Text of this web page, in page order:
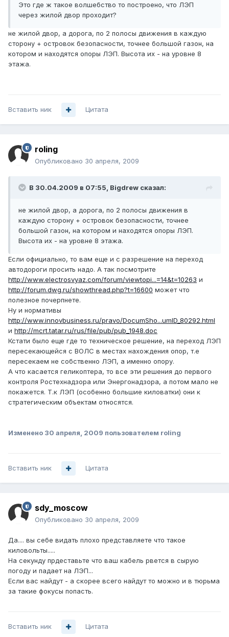
Это где ж такое волшебство то построено, что ЛЭП
через жилой двор проходит?
не жилой двор, а дорога, по 2 полосы движения в каждую
сторону + островок безопасности, точнее большой газон, на
котором и находятся опоры ЛЭП. Высота их - на уровне 8
этажа.
Вставить ник Цитата
roling
Опубликовано 30 апреля, 2009
В 30.04.2009 в 07:55, Bigdrew сказал:
не жилой двор, а дорога, по 2 полосы движения в
каждую сторону + островок безопасности, точнее
большой газон, на котором и находятся опоры ЛЭП.
Высота их - на уровне 8 этажа.
Если официально, то вам еще и с разрешение на переход
автодороги просить надо. А так посмотрите
http://www.electrosvyaz.com/forum/viewtopi...=14&t=10263 и
http://forum.dwg.ru/showthread.php?t=16600 может что
полезное почерпнете.
Ну и нормативы
http://www.innovbusiness.ru/pravo/DocumSho...umID_80292.html
и http://mcrt.tatar.ru/rus/file/pub/pub_1948.doc
Кстати было еще где то техническое решение, на переход ЛЭП
пересекающейся с ВОЛС в местах нахождения опор, т.е
пересекаем не собственно ЛЭП, а именно опору.
А что касается геликоптера, то все эти решения до первого
контроля Ростехнадзора или Энергонадзора, а потом мало не
покажется. Т.к ЛЭП (особенно большие киловатки) они к
стратегическим объектам относятся.
Изменено 30 апреля, 2009 пользователем roling
Вставить ник Цитата
sdy_moscow
Опубликовано 30 апреля, 2009
Да.... вы себе видать плохо представляете что такое
киловольты.....
На секунду прдеставьте что ваш кабель рвется в сырую
погоду и падает на ЛЭП...
Если вас найдут - а скорее всего найдут то можно и в тюрьма
за такие фокусы попасть.
Вставить ник Цитата